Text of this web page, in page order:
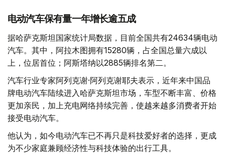
电动汽车保有量一年增长逾五成
据哈萨克斯坦国家统计局数据，目前全国共有24634辆电动
汽车。其中，阿拉木图拥有15280辆，占全国总量六成以
上，位居首位；阿斯塔纳以2885辆排名第二。
汽车行业专家阿列克谢·阿列克谢耶夫表示，近年来中国品
牌电动汽车陆续进入哈萨克斯坦市场，车型不断丰富、价格
更加亲民，加上充电网络持续完善，使越来越多消费者开始
接受电动汽车。
他认为，如今电动汽车已不再只是科技爱好者的选择，更成
为不少家庭兼顾经济性与科技体验的出行工具。